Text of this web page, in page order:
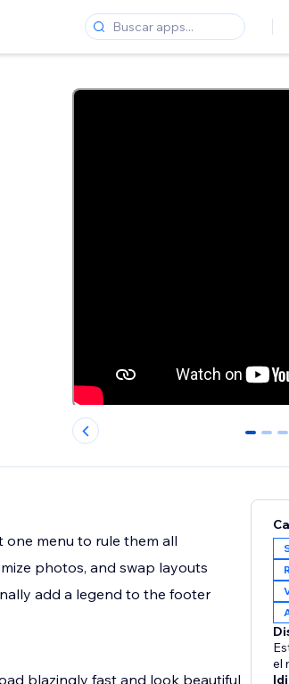
0 1 2
one menu to rule them all
photos, and swap layouts
add a legend to the footer
blazingly fast and look beautiful
el